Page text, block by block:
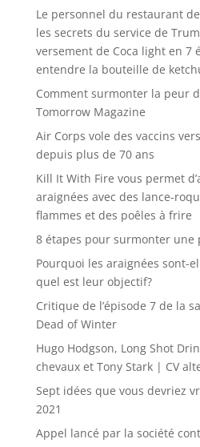
Le personnel du restaurant
les secrets du service de
versement de Coca light en 7
entendre la bouteille de
Comment surmonter la peur
Tomorrow Magazine
Air Corps vole des vaccins
depuis plus de 70 ans
Kill It With Fire vous permet
araignées avec des lance-
flammes et des poêles à frire
8 étapes pour surmonter une
Pourquoi les araignées sont-
quel est leur objectif?
Critique de l’épisode 7 de la
Dead of Winter
Hugo Hodgson, Long Shot
chevaux et Tony Stark | CV
Sept idées que vous devriez
2021
Appel lancé par la société